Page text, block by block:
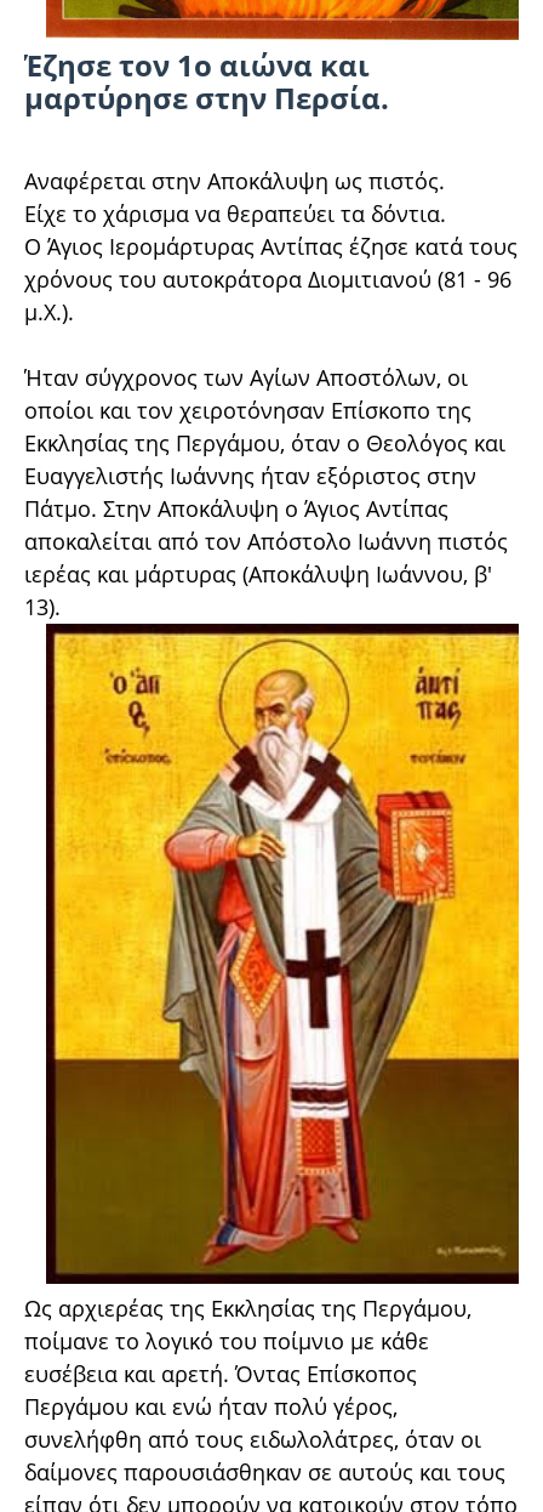
Έζησε τον 1ο αιώνα και
μαρτύρησε στην Περσία.
Αναφέρεται στην Αποκάλυψη ως πιστός.
Είχε το χάρισμα να θεραπεύει τα δόντια.
Ο Άγιος Ιερομάρτυρας Αντίπας έζησε κατά τους
χρόνους του αυτοκράτορα Διομιτιανού (81 - 96
μ.Χ.).
Ήταν σύγχρονος των Αγίων Αποστόλων, οι
οποίοι και τον χειροτόνησαν Επίσκοπο της
Εκκλησίας της Περγάμου, όταν ο Θεολόγος και
Ευαγγελιστής Ιωάννης ήταν εξόριστος στην
Πάτμο. Στην Αποκάλυψη ο Άγιος Αντίπας
αποκαλείται από τον Απόστολο Ιωάννη πιστός
ιερέας και μάρτυρας (Αποκάλυψη Ιωάννου, β'
13).
Ως αρχιερέας της Εκκλησίας της Περγάμου,
ποίμανε το λογικό του ποίμνιο με κάθε
ευσέβεια και αρετή. Όντας Επίσκοπος
Περγάμου και ενώ ήταν πολύ γέρος,
συνελήφθη από τους ειδωλολάτρες, όταν οι
δαίμονες παρουσιάσθηκαν σε αυτούς και τους
είπαν ότι δεν μπορούν να κατοικούν στον τόπο